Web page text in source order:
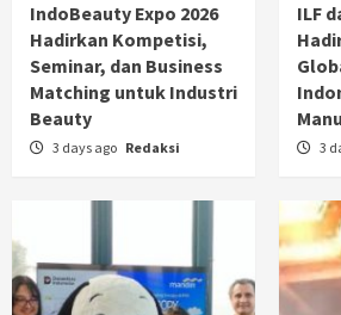
IndoBeauty Expo 2026
Hadirkan Kompetisi,
Seminar, dan Business
Matching untuk Industri
Beauty
3 days ago Redaksi
ILF
3